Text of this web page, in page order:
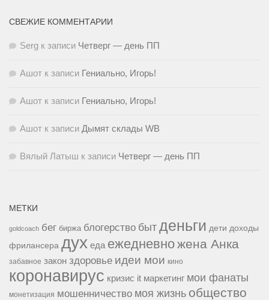
СВЕЖИЕ КОММЕНТАРИИ
Serg к записи Четверг — день ПП
Ашот к записи Гениально, Игорь!
Ашот к записи Гениально, Игорь!
Ашот к записи Дымят склады WB
Вялый Латыш к записи Четверг — день ПП
МЕТКИ
goldcoach бег биржа блогерство быт деньги дети доходы
фрилансера дух еда ежедневножена Анка
забавное закон здоровье идеи мои кино
коронавирус кризис it маркетинг мои фанаты
монетизация мошенничество моя жизнь общество